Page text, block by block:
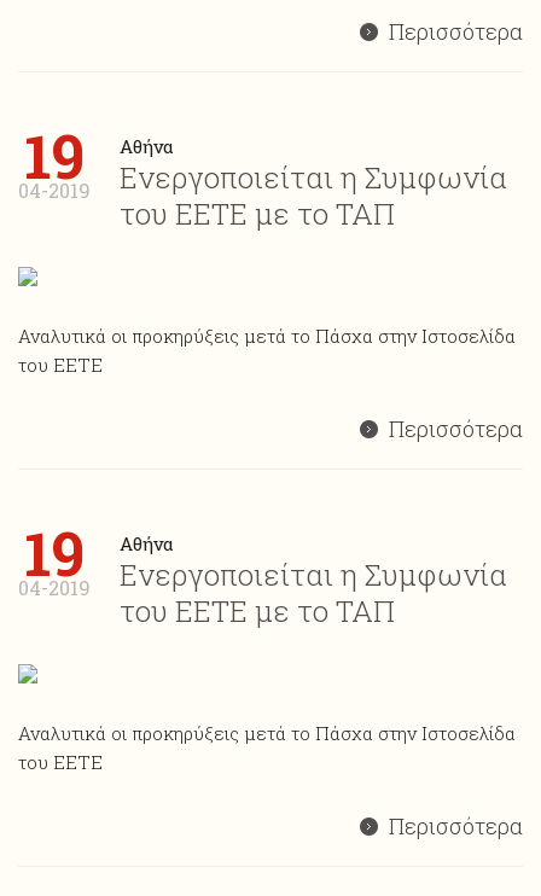
Περισσότερα
19
04-2019
Αθήνα
Ενεργοποιείται η Συμφωνία
του ΕΕΤΕ με το ΤΑΠ
Αναλυτικά οι προκηρύξεις μετά το Πάσχα στην Ιστοσελίδα
του ΕΕΤΕ
Περισσότερα
19
04-2019
Αθήνα
Ενεργοποιείται η Συμφωνία
του ΕΕΤΕ με το ΤΑΠ
Αναλυτικά οι προκηρύξεις μετά το Πάσχα στην Ιστοσελίδα
του ΕΕΤΕ
Περισσότερα